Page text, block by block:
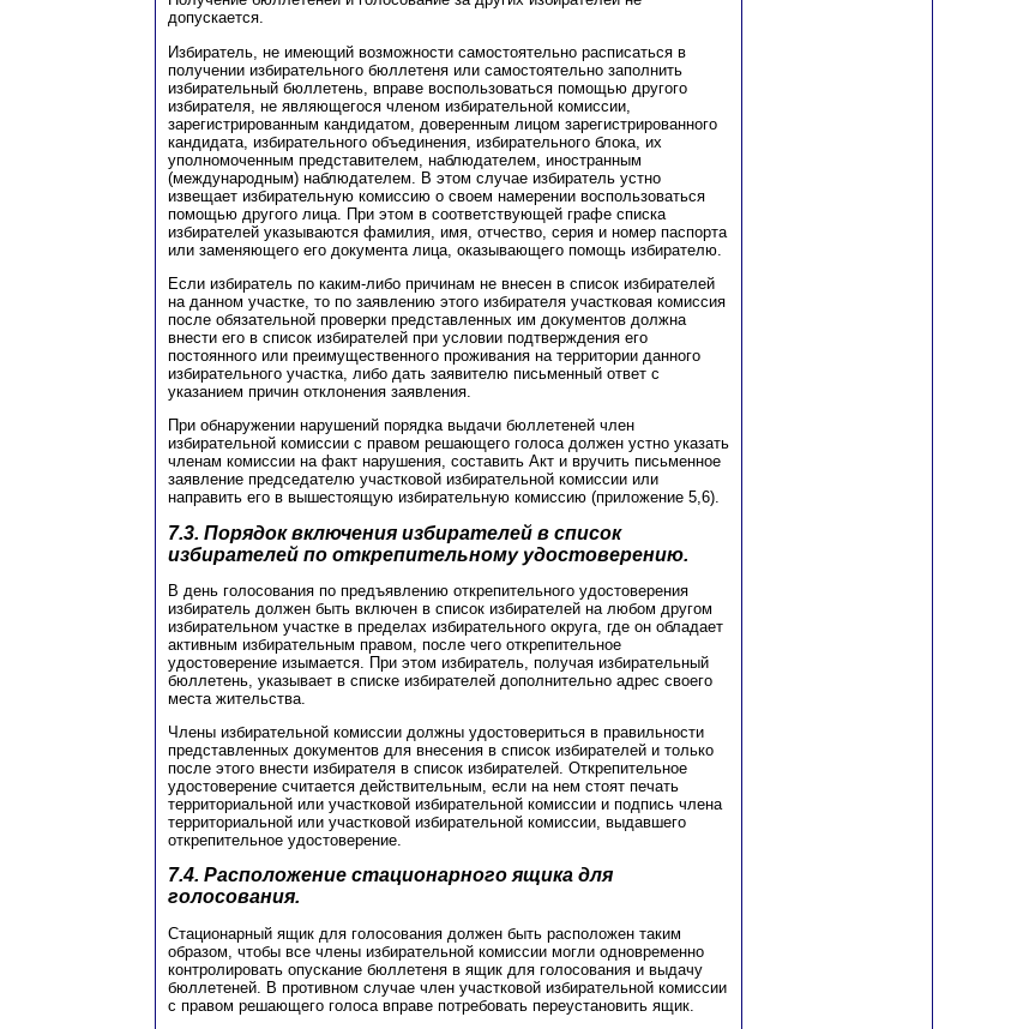
допускается.
Избиратель, не имеющий возможности самостоятельно расписаться в
получении избирательного бюллетеня или самостоятельно заполнить
избирательный бюллетень, вправе воспользоваться помощью другого
избирателя, не являющегося членом избирательной комиссии,
зарегистрированным кандидатом, доверенным лицом зарегистрированного
кандидата, избирательного объединения, избирательного блока, их
уполномоченным представителем, наблюдателем, иностранным
(международным) наблюдателем. В этом случае избиратель устно
извещает избирательную комиссию о своем намерении воспользоваться
помощью другого лица. При этом в соответствующей графе списка
избирателей указываются фамилия, имя, отчество, серия и номер паспорта
или заменяющего его документа лица, оказывающего помощь избирателю.
Если избиратель по каким-либо причинам не внесен в список избирателей
на данном участке, то по заявлению этого избирателя участковая комиссия
после обязательной проверки представленных им документов должна
внести его в список избирателей при условии подтверждения его
постоянного или преимущественного проживания на территории данного
избирательного участка, либо дать заявителю письменный ответ с
указанием причин отклонения заявления.
При обнаружении нарушений порядка выдачи бюллетеней член
избирательной комиссии с правом решающего голоса должен устно указать
членам комиссии на факт нарушения, составить Акт и вручить письменное
заявление председателю участковой избирательной комиссии или
направить его в вышестоящую избирательную комиссию (приложение 5,6).
7.3. Порядок включения избирателей в список
избирателей по открепительному удостоверению.
В день голосования по предъявлению открепительного удостоверения
избиратель должен быть включен в список избирателей на любом другом
избирательном участке в пределах избирательного округа, где он обладает
активным избирательным правом, после чего открепительное
удостоверение изымается. При этом избиратель, получая избирательный
бюллетень, указывает в списке избирателей дополнительно адрес своего
места жительства.
Члены избирательной комиссии должны удостовериться в правильности
представленных документов для внесения в список избирателей и только
после этого внести избирателя в список избирателей. Открепительное
удостоверение считается действительным, если на нем стоят печать
территориальной или участковой избирательной комиссии и подпись члена
территориальной или участковой избирательной комиссии, выдавшего
открепительное удостоверение.
7.4. Расположение стационарного ящика для
голосования.
Стационарный ящик для голосования должен быть расположен таким
образом, чтобы все члены избирательной комиссии могли одновременно
контролировать опускание бюллетеня в ящик для голосования и выдачу
бюллетеней. В противном случае член участковой избирательной комиссии
с правом решающего голоса вправе потребовать переустановить ящик.